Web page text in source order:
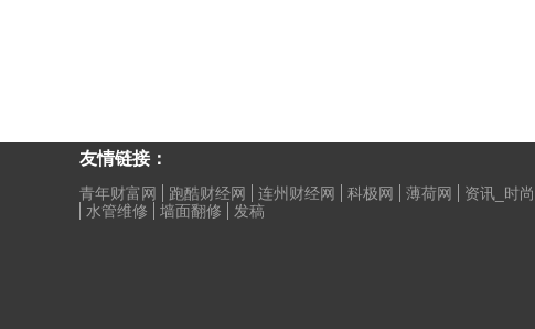
友情链接：
青年财富网 跑酷财经网 连州财经网 科极网 薄荷网 资讯_时
水管维修
墙面翻修 发稿